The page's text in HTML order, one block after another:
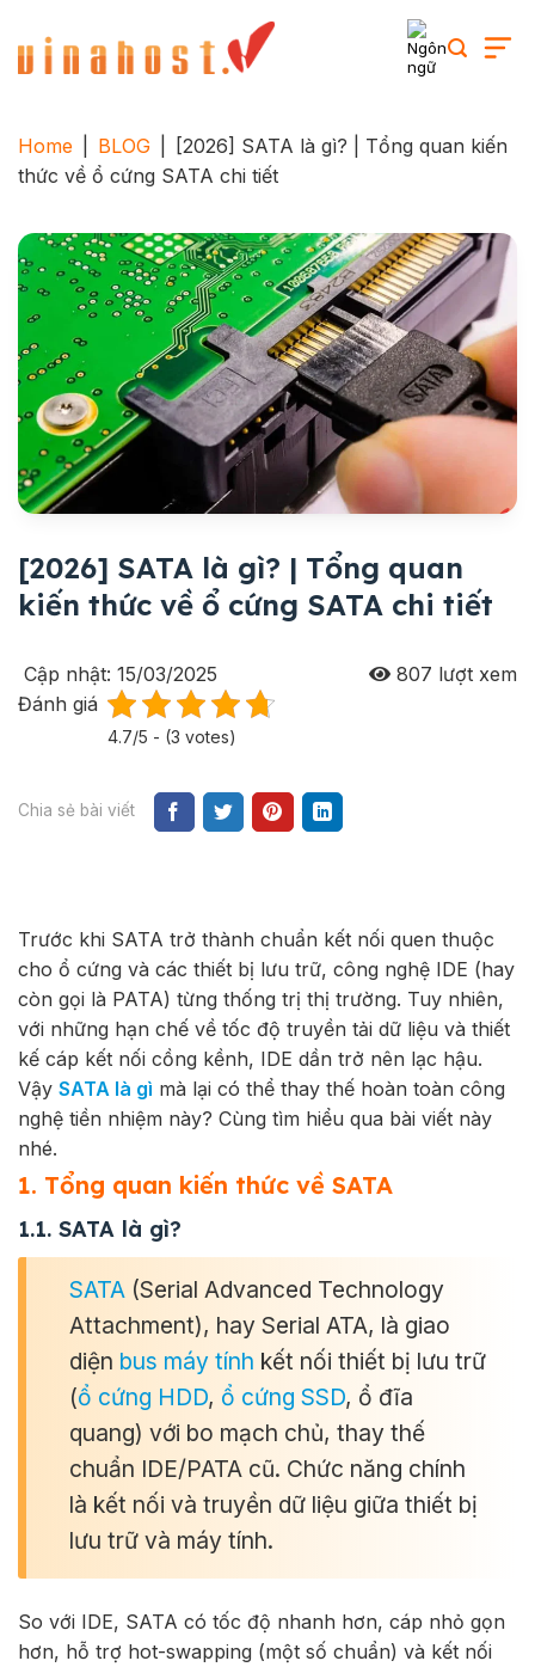
content
Home BLOG
[2026] SATA là gì? | Tổng quan kiến
thức về ổ cứng SATA chi tiết
[2026] SATA là gì? | Tổng quan
kiến thức về ổ cứng SATA chi tiết
Cập nhật: 15/03/2025 807 lượt xem
Đánh giá
4.7/5 - (3 votes)
Chia sẻ bài viết
Trước khi SATA trở thành chuẩn kết nối quen thuộc
cho ổ cứng và các thiết bị lưu trữ, công nghệ IDE (hay
còn gọi là PATA) từng thống trị thị trường. Tuy nhiên,
với những hạn chế về tốc độ truyền tải dữ liệu và thiết
kế cáp kết nối cồng kềnh, IDE dần trở nên lạc hậu.
Vậy SATA là gì mà lại có thể thay thế hoàn toàn công
nghệ tiền nhiệm này? Cùng tìm hiểu qua bài viết này
nhé.
1. Tổng quan kiến thức về SATA
1.1. SATA là gì?
SATA (Serial Advanced Technology
Attachment), hay Serial ATA, là giao
diện bus máy tính kết nối thiết bị lưu trữ
(ổ cứng HDD, ổ cứng SSD, ổ đĩa
quang) với bo mạch chủ, thay thế
chuẩn IDE/PATA cũ. Chức năng chính
là kết nối và truyền dữ liệu giữa thiết bị
lưu trữ và máy tính.
So với IDE, SATA có tốc độ nhanh hơn, cáp nhỏ gọn
hơn, hỗ trợ hot-swapping (một số chuẩn) và kết nối